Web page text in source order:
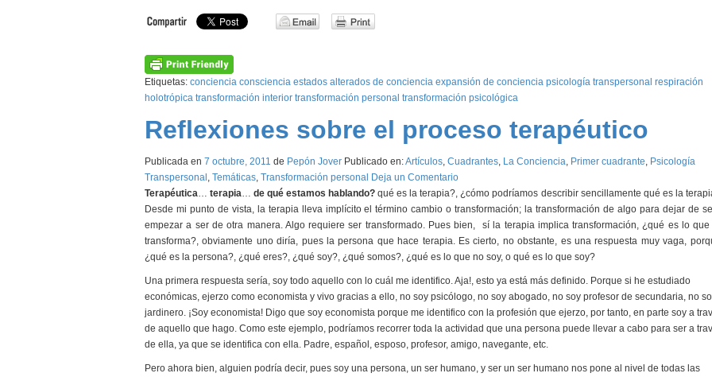
Etiquetas: conciencia consciencia estados alterados de conciencia expansión de conciencia psicología transpersonal respiración
holotrópica transformación interior transformación personal transformación psicológica
Reflexiones sobre el proceso terapéutico
Publicada en 7 octubre, 2011 de Pepón Jover Publicado en:Artículos, Cuadrantes, La Conciencia, Primer cuadrante, Psicología
Transpersonal, Temáticas, Transformación personal Deja un Comentario
Terapéutica…terapia…de qué estamos hablando? qué es la terapia?, ¿cómo podríamos describir sencillamente qué es la
Desde mi punto de vista, la terapia lleva implícito el término cambio o transformación; la transformación de algo para dejar de
empezar a ser de otra manera. Algo requiere ser transformado. Pues bien, sí la terapia implica transformación, ¿qué es lo que
transforma?, obviamente uno diría, pues la persona que hace terapia. Es cierto, no obstante, es una respuesta muy vaga,
¿qué es la persona?, ¿qué eres?, ¿qué soy?, ¿qué somos?, ¿qué es lo que no soy, o qué es lo que soy?
Una primera respuesta sería, soy todo aquello con lo cuál me identifico. Aja!, esto ya está más definido. Porque si he estudiado
económicas, ejerzo como economista y vivo gracias a ello, no soy psicólogo, no soy abogado, no soy profesor de secundaria, no
jardinero. ¡Soy economista! Digo que soy economista porque me identifico con la profesión que ejerzo, por tanto, en parte soy a
de aquello que hago. Como este ejemplo, podríamos recorrer toda la actividad que una persona puede llevar a cabo para ser a
de ella, ya que se identifica con ella. Padre, español, esposo, profesor, amigo, navegante, etc.
Pero ahora bien, alguien podría decir, pues soy una persona, un ser humano, y ser un ser humano nos pone al nivel de todas las